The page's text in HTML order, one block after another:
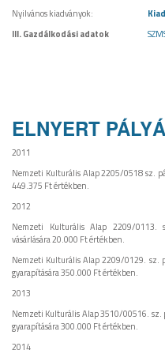
Nyilvános kiadványok:
III. Gazdálkodási adatok
ELNYERT
2011
Nemzeti Kulturális Alap 2205/0518 sz.
449.375 Ft értékben.
2012
Nemzeti Kulturális Alap 2209/0113.
vásárlására 20.000 Ft értékben.
Nemzeti Kulturális Alap 2209/0129. sz.
gyarapítására 350.000 Ft értékben.
2013
Nemzeti Kulturális Alap 3510/00516. sz.
gyarapítására 300.000 Ft értékben.
2014